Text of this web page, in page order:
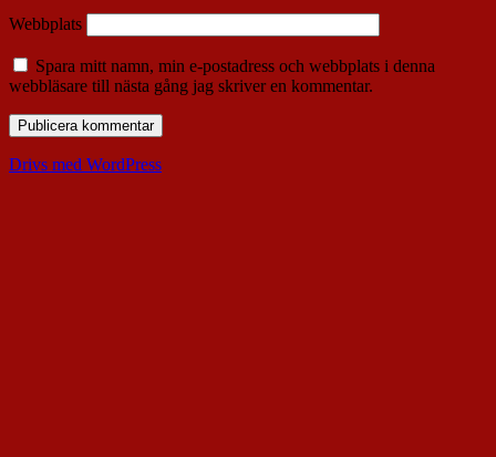
Webbplats
Spara mitt namn, min e-postadress och webbplats i denna
webbläsare till nästa gång jag skriver en kommentar.
Drivs med WordPress